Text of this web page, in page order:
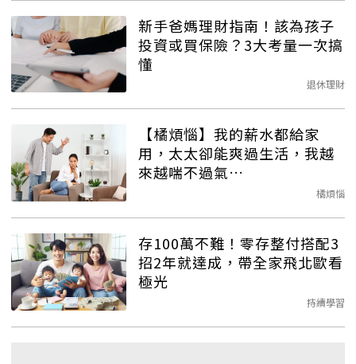
新手爸媽理財指南！該為孩子
投資或買保險？3大考量一次搞
懂
退休理財
【橘煩惱】我的薪水都給家
用，太太卻能爽過生活，我越
來越喘不過氣…
橘煩惱
存100萬不難！零存整付搭配3
招2年就達成，帶全家飛北歐看
極光
持續學習